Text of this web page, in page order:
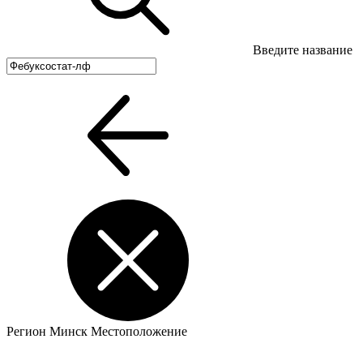
Введите название
Регион Минск Местоположение